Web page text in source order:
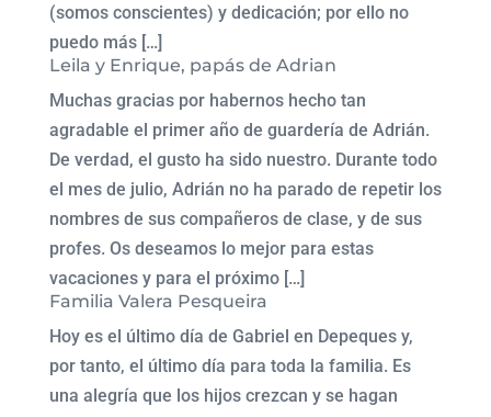
(somos conscientes) y dedicación; por ello no
puedo más […]
Leila y Enrique, papás de Adrian
Muchas gracias por habernos hecho tan
agradable el primer año de guardería de Adrián.
De verdad, el gusto ha sido nuestro. Durante todo
el mes de julio, Adrián no ha parado de repetir los
nombres de sus compañeros de clase, y de sus
profes. Os deseamos lo mejor para estas
vacaciones y para el próximo […]
Familia Valera Pesqueira
Hoy es el último día de Gabriel en Depeques y,
por tanto, el último día para toda la familia. Es
una alegría que los hijos crezcan y se hagan